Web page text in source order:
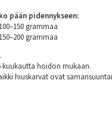
pään pidennykseen:
grammaa
grammaa
kuukautta hoidon mukaan.
hiuskarvat ovat